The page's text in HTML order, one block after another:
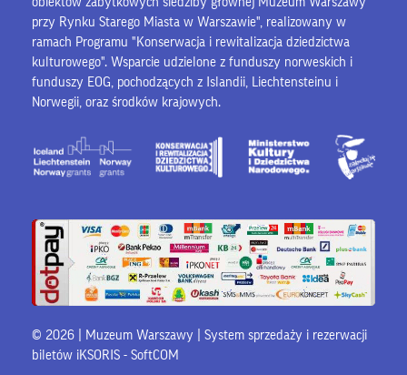
przy Rynku Starego Miasta w Warszawie", realizowany w
ramach Programu "Konserwacja i rewitalizacja dziedzictwa
kulturowego". Wsparcie udzielone z funduszy norweskich i
funduszy EOG, pochodzących z Islandii, Liechtensteinu i
Norwegii, oraz środków krajowych.
© 2026 | Muzeum Warszawy | System sprzedaży i rezerwacji
biletów iKSORIS - SoftCOM